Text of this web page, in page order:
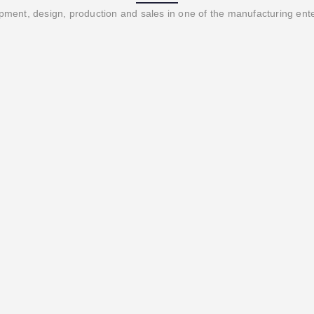
design, production and sales in one of the manufacturing